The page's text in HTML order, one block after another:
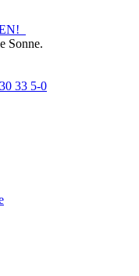
Sonne.
33 5-0